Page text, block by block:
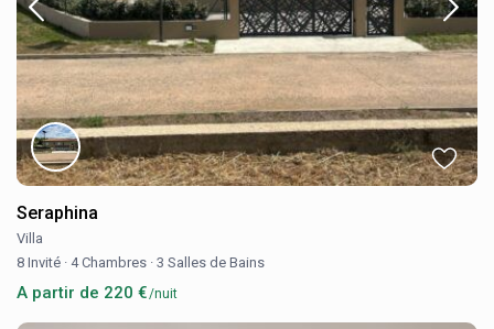
Seraphina
Villa
8 Invité · 4 Chambres · 3 Salles de Bains
A partir de 220 €/nuit